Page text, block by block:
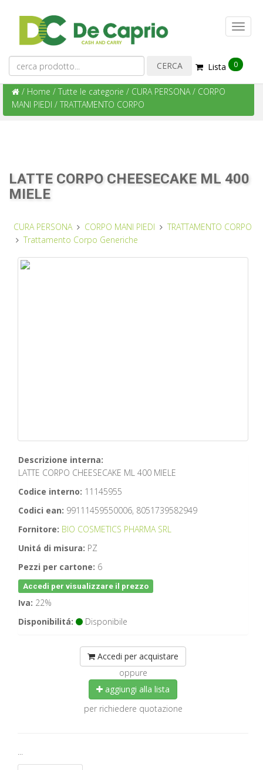
Lista 0
/ Home / Tutte le categorie / CURA PERSONA/ CORPO
MANI PIEDI / TRATTAMENTO CORPO
LATTE CORPO CHEESECAKE ML 400
MIELE
CURA PERSONA CORPO MANI PIEDI
TRATTAMENTO CORPO
Trattamento Corpo Generiche
Descrizione interna:
LATTE CORPO CHEESECAKE ML 400 MIELE
Codice interno: 11145955
Codici ean: 99111459550006, 8051739582949
Fornitore: BIO COSMETICS PHARMA SRL
Unitá di misura: PZ
Pezzi per cartone: 6
Accedi per visualizzare il prezzo
Iva: 22%
Disponibilitá:
Disponibile
Accedi per acquistare
oppure
aggiungi alla lista
per richiedere quotazione
...